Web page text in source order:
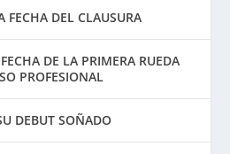
FECHA DEL CLAUSURA
DE LA PRIMERA RUEDA
PROFESIONAL
DEBUT SOÑADO